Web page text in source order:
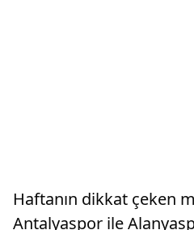
Haftanın dikkat çeken
Antalyaspor ile